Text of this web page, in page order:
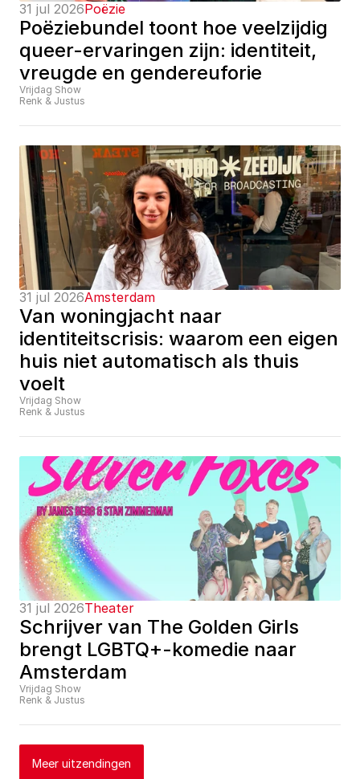
31 jul 2026Poëzie
Poëziebundel toont hoe veelzijdig
queer-ervaringen zijn: identiteit,
vreugde en gendereuforie
Vrijdag Show
Renk & Justus
31 jul 2026Amsterdam
Van woningjacht naar
identiteitscrisis: waarom een eigen
huis niet automatisch als thuis
voelt
Vrijdag Show
Renk & Justus
31 jul 2026Theater
Schrijver van The Golden Girls
brengt LGBTQ+-komedie naar
Amsterdam
Vrijdag Show
Renk & Justus
Meer uitzendingen